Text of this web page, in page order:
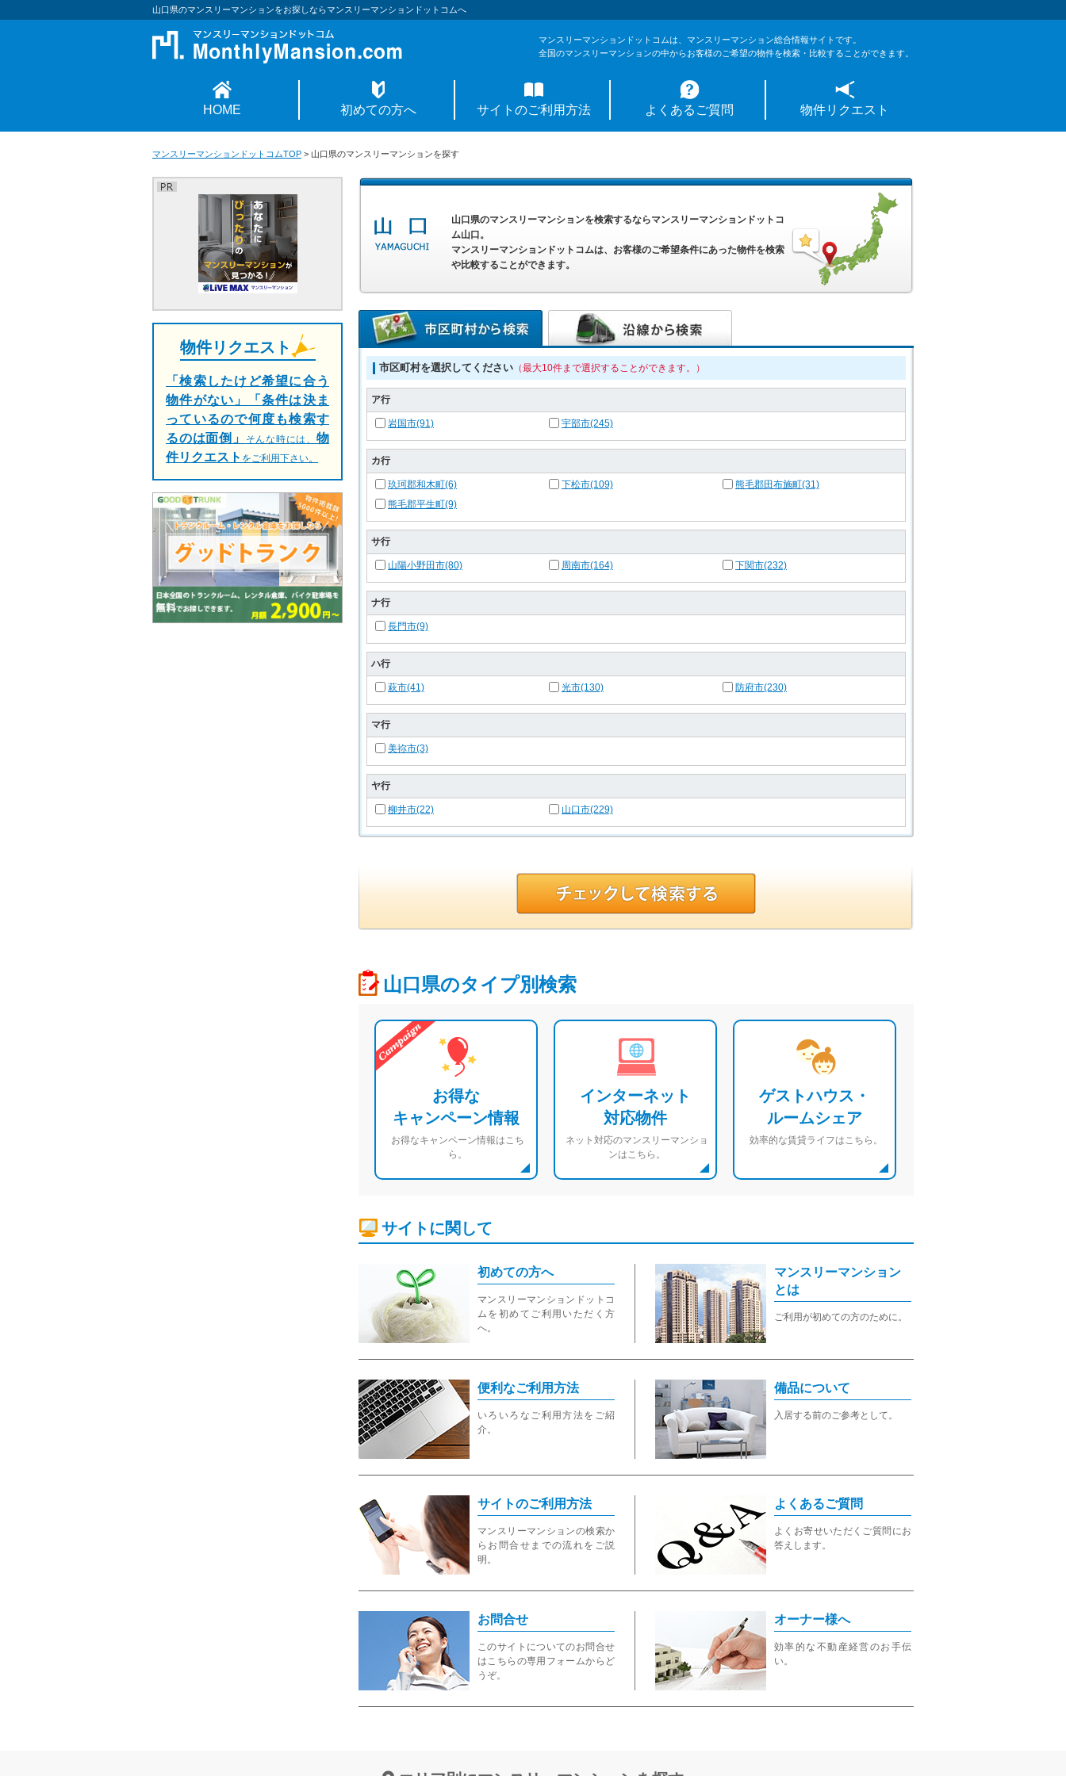
山口県のマンスリーマンションをお探しならマンスリーマンションドットコムへ
マンスリーマンションドットコムは、マンスリーマンション総合情報サイトです。
全国のマンスリーマンションの中からお客様のご希望の物件を検索・比較することができます。
HOME 初めての方へ サイトのご利用方法 よくあるご質問 物件リクエスト
マンスリーマンションドットコムTOP > 山口県のマンスリーマンションを探す
山口県のマンスリーマンションを検索するならマンスリーマンションドットコ
ム山口。
マンスリーマンションドットコムは、お客様のご希望条件にあった物件を検索
や比較することができます。
市区町村を選択してください （最大10件まで選択することができます。）
ア行
岩国市(91) 宇部市(245)
カ行
玖珂郡和木町(6) 下松市(109)
熊毛郡田布施町(31)
熊毛郡平生町(9)
サ行
山陽小野田市(80) 周南市(164) 下関市(232)
ナ行
長門市(9)
ハ行
萩市(41) 光市(130) 防府市(230)
マ行
美祢市(3)
ヤ行
柳井市(22) 山口市(229)
山口県のタイプ別検索
お得な
キャンペーン情報
お得なキャンペーン情報はこち
ら。
インターネット
対応物件
ネット対応のマンスリーマンショ
ンはこちら。
ゲストハウス・
ルームシェア
効率的な賃貸ライフはこちら。
サイトに関して
初めての方へ
マンスリーマンションドットコ
ムを初めてご利用いただく方
へ。
マンスリーマンション
とは
ご利用が初めての方のために。
便利なご利用方法
いろいろなご利用方法をご紹
介。
備品について
入居する前のご参考として。
サイトのご利用方法
マンスリーマンションの検索か
らお問合せまでの流れをご説
明。
よくあるご質問
よくお寄せいただくご質問にお
答えします。
お問合せ
このサイトについてのお問合せ
はこちらの専用フォームからど
うぞ。
オーナー様へ
効率的な不動産経営のお手伝
い。
物件リクエスト
「検索したけど希望に合う
物件がない」「条件は決ま
っているので何度も検索す
るのは面倒」
そんな時には、物
件リクエスト をご利用下さい。